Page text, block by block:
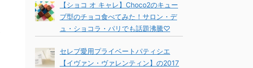
【ショコ オ キャレ】Choco2のキュー
ブ型のチョコ食べてみた！サロン・デ
ュ・ショコラ・パリでも話題沸騰♡
セレブ愛用プライベートパティシエ
【イヴァン・ヴァレンティン】の2017